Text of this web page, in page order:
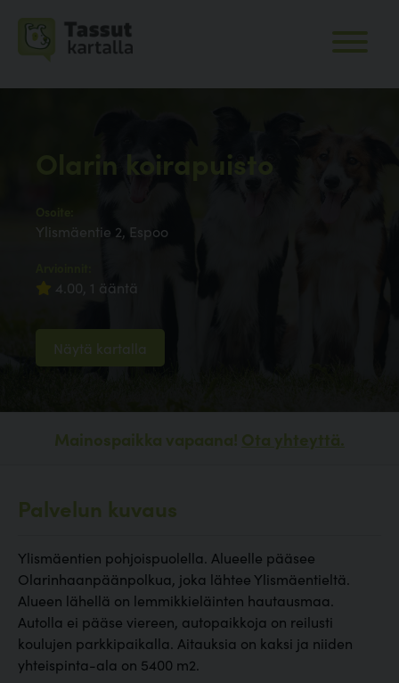
Olarin koirapuisto
Osoite:
Ylismäentie 2, Espoo
4.00, 1 ääntä
Näytä kartalla
Mainospaikka vapaana! Ota yhteyttä.
Palvelun kuvaus
Ylismäentien pohjoispuolella. Alueelle pääsee
Olarinhaanpäänpolkua, joka lähtee Ylismäentieltä.
Alueen lähellä on lemmikkieläinten hautausmaa.
Autolla ei pääse viereen, autopaikkoja on reilusti
koulujen parkkipaikalla. Aitauksia on kaksi ja niiden
yhteispinta-ala on 5400 m2.